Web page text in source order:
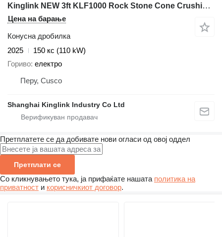
Kinglink NEW 3ft KLF1000 Rock Stone Cone Crushing Machine 80-150TPH
Цена на барање
Конусна дробилка
2025
150 кс (110 kW)
Гориво електро
Перу, Cusco
Shanghai Kinglink Industry Co Ltd
Претплатете се да добивате нови огласи од овој оддел
Претплати се
Со кликнувањето тука, ја прифаќате нашата политика на
приватност и корисничкиот договор.